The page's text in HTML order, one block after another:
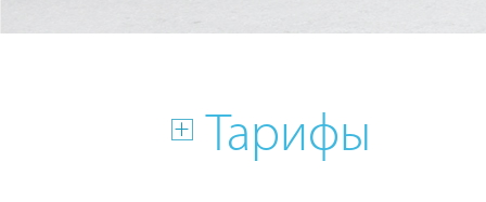
Тарифы